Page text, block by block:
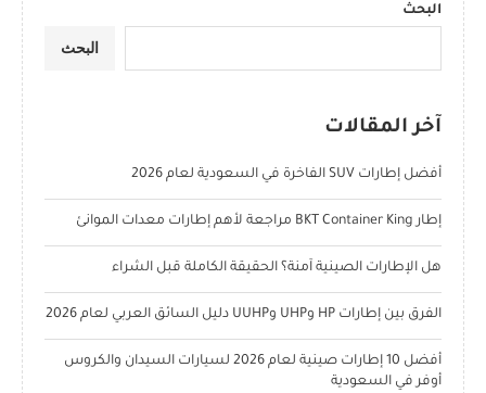
البحث
البحث
آخر المقالات
أفضل إطارات SUV الفاخرة في السعودية لعام 2026
إطار BKT Container King مراجعة لأهم إطارات معدات الموانئ
هل الإطارات الصينية آمنة؟ الحقيقة الكاملة قبل الشراء
الفرق بين إطارات HP وUHP وUUHP دليل السائق العربي لعام 2026
أفضل 10 إطارات صينية لعام 2026 لسيارات السيدان والكروس
أوفر في السعودية